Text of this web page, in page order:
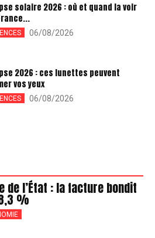
solaire 2026 : où et quand la voir
06/08/2026
2026 : ces lunettes peuvent
vos yeux
06/08/2026
de l’État : la facture bondit
%